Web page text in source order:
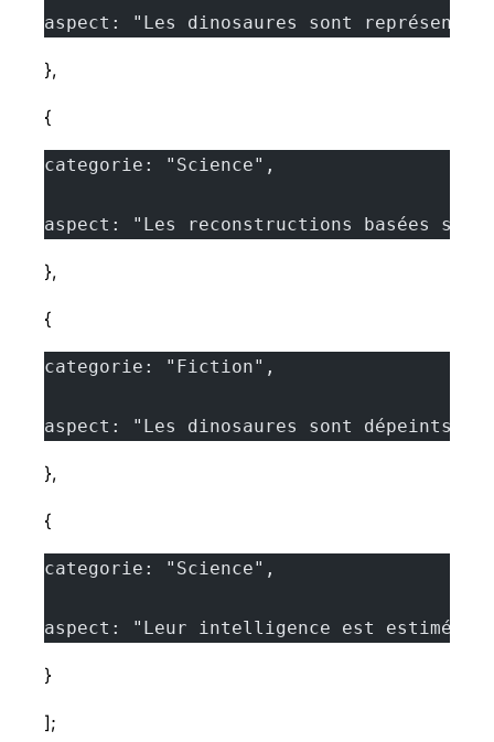
aspect: "Les dinosaures sont
},
{
categorie: "Science",
aspect: "Les reconstructions basées
},
{
categorie: "Fiction",
aspect: "Les dinosaures sont dépeints
},
{
categorie: "Science",
aspect: "Leur intelligence est estimée
}
];